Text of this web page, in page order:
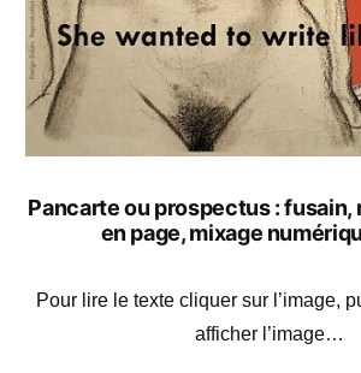
Pancarte ou prospectus : fusain,
en page, mixage
Pour lire le texte cliquer sur l’image,
afficher l’image…